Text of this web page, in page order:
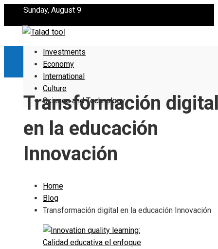
Sunday, August 9
Investments
Economy
International
Culture
Science and Technology
Transformación
en la educación
Innovación
Home
Blog
Transformación digital en la educación Innovación